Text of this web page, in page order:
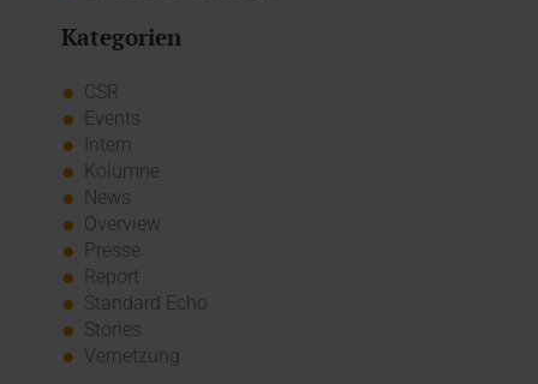
Kategorien
CSR
Events
Intern
Kolumne
News
Overview
Presse
Report
Standard Echo
Stories
Vernetzung